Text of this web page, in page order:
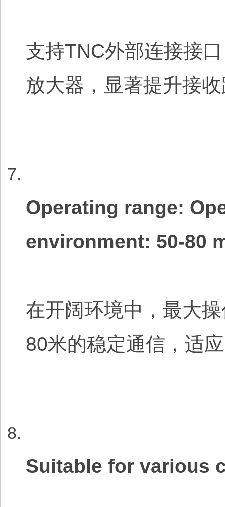
支持TNC外部连接接
放大器，显著提升接
Operating range:
environment: 50-80
在开阔环境中，最大
80米的稳定通信，适
Suitable for various